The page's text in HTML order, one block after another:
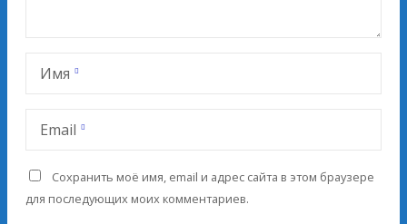
Имя
Email
Сохранить моё имя, email и адрес сайта в этом браузере
для последующих моих комментариев.